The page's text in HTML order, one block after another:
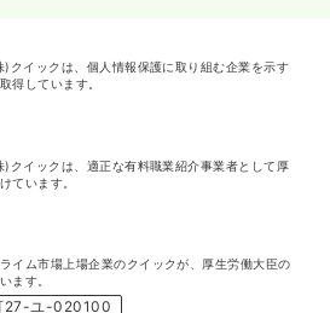
クイックは、個人情報保護に取り組む企業を示す
得しています。
クイックは、適正な有料職業紹介事業者として厚
ています。
イム市場上場企業のクイックが、厚生労働大臣の
ます。
27-ユ-020100